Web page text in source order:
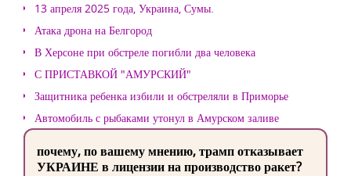
13 апреля 2025 года, Украина, Сумы.
Атака дрона на Белгород
В Херсоне при обстреле погибли два человека
С ПРИСТАВКОЙ "АМУРСКИЙ"
Защитника ребенка избили и обстреляли в Приморье
Автомобиль с рыбаками утонул в Амурском заливе
почему, по вашему мнению, трамп отказывает
УКРАИНЕ в лицензии на производство ракет?